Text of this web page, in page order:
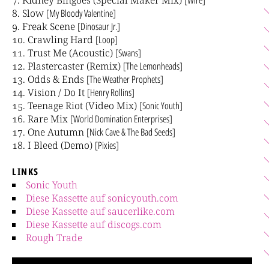
Slow [My Bloody Valentine]
Freak Scene [Dinosaur Jr.]
Crawling Hard [Loop]
Trust Me (Acoustic) [Swans]
Plastercaster (Remix) [The Lemonheads]
Odds & Ends [The Weather Prophets]
Vision / Do It [Henry Rollins]
Teenage Riot (Video Mix) [Sonic Youth]
Rare Mix [World Domination Enterprises]
One Autumn [Nick Cave & The Bad Seeds]
I Bleed (Demo) [Pixies]
LINKS
Sonic Youth
Diese Kassette auf sonicyouth.com
Diese Kassette auf saucerlike.com
Diese Kassette auf discogs.com
Rough Trade